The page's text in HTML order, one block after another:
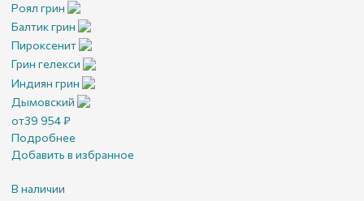
Роял грин
Балтик грин
Пироксенит
Грин гелекси
Индиян грин
Дымовский
от39 954₽
Подробнее
Добавить в избранное
В наличии